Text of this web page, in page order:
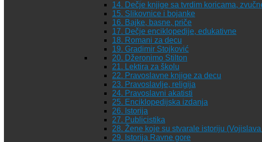
14. Dečje knjige sa tvrdim koricama,
15. Slikovnice i bojanke
16. Bajke, basne, priče
17. Dečje enciklopedije, edukativne
18. Romani za decu
19. Gradimir Stojković
20. Džeronimo Stilton
21. Lektira za školu
22. Pravoslavne knjige za decu
23. Pravoslavlje, religija
24. Pravoslavni akatisti
25. Enciklopedijska izdanja
26. Istorija
27. Publicistika
28. Žene koje su stvarale istoriju
29. Istorija Ravne gore